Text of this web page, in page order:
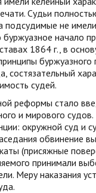
Судьи
подсудимые не
начало
1864 г., в
буржуазного
состязательный
судей.
реформы стало
и мирового
окружной суд и
обвинение
(присяжные
принимали
Меру наказания